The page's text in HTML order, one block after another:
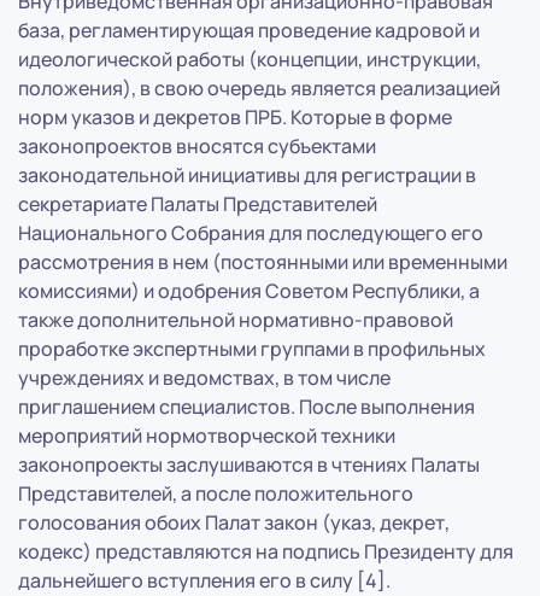
база, регламентирующая проведение кадровой и
идеологической работы (концепции, инструкции,
положения), в свою очередь является реализацией
норм указов и декретов ПРБ. Которые в форме
законопроектов вносятся субъектами
законодательной инициативы для регистрации в
секретариате Палаты Представителей
Национального Собрания для последующего его
рассмотрения в нем (постоянными или временными
комиссиями) и одобрения Советом Республики, а
также дополнительной нормативно-правовой
проработке экспертными группами в профильных
учреждениях и ведомствах, в том числе
приглашением специалистов. После выполнения
мероприятий нормотворческой техники
законопроекты заслушиваются в чтениях Палаты
Представителей, а после положительного
голосования обоих Палат закон (указ, декрет,
кодекс) представляются на подпись Президенту для
дальнейшего вступления его в силу [4].